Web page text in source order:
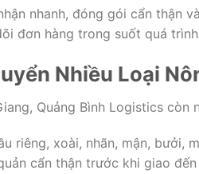
nhanh, đóng gói cẩn thận
đơn hàng trong suốt quá
Nhiều Loại
Quảng Bình Logistics còn
riêng, xoài, nhãn, mận, bưởi,
cẩn thận trước khi giao đến